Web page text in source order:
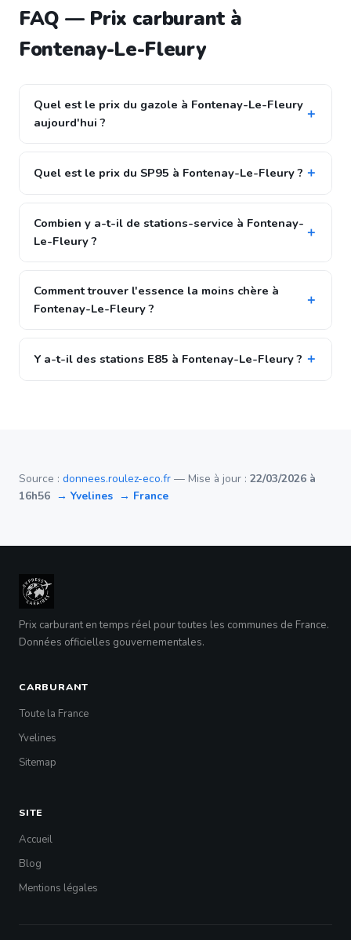
FAQ — Prix carburant à
Fontenay-Le-Fleury
Quel est le prix du gazole à Fontenay-Le-Fleury
aujourd'hui ?
Quel est le prix du SP95 à Fontenay-Le-Fleury ?
Combien y a-t-il de stations-service à Fontenay-
Le-Fleury ?
Comment trouver l'essence la moins chère à
Fontenay-Le-Fleury ?
Y a-t-il des stations E85 à Fontenay-Le-Fleury ?
Source : donnees.roulez-eco.fr — Mise à jour : 22/03/2026 à
16h56 → Yvelines → France
Prix carburant en temps réel pour toutes les communes de France.
Données officielles gouvernementales.
CARBURANT
Toute la France
Yvelines
Sitemap
SITE
Accueil
Blog
Mentions légales